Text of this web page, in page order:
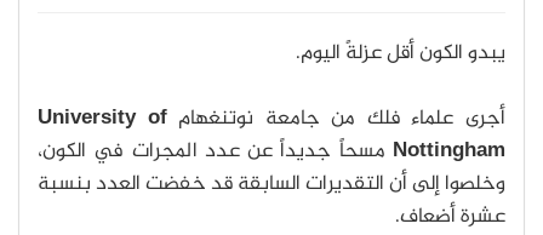
يبدو الكون أقل عزلةً اليوم.
أجرى علماء فلك من جامعة نوتنغهامUniversity of
Nottingham مسحاً جديداً عن عدد المجرات في الكون،
وخلصوا إلى أن التقديرات السابقة قد خفضت العدد بنسبة
عشرة أضعاف.